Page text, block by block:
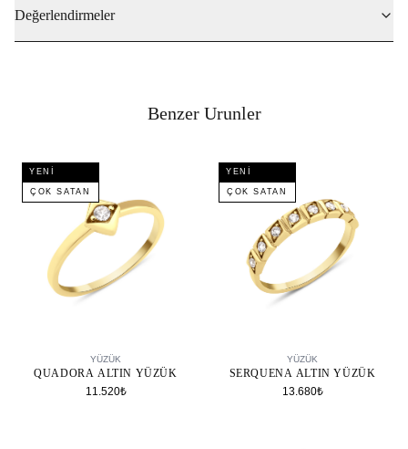
Değerlendirmeler
Benzer Urunler
YENI
ÇOK SATAN
YÜZÜK
QUADORA ALTIN YÜZÜK
11.520₺
YENI
ÇOK SATAN
YÜZÜK
SERQUENA ALTIN YÜZÜK
13.680₺